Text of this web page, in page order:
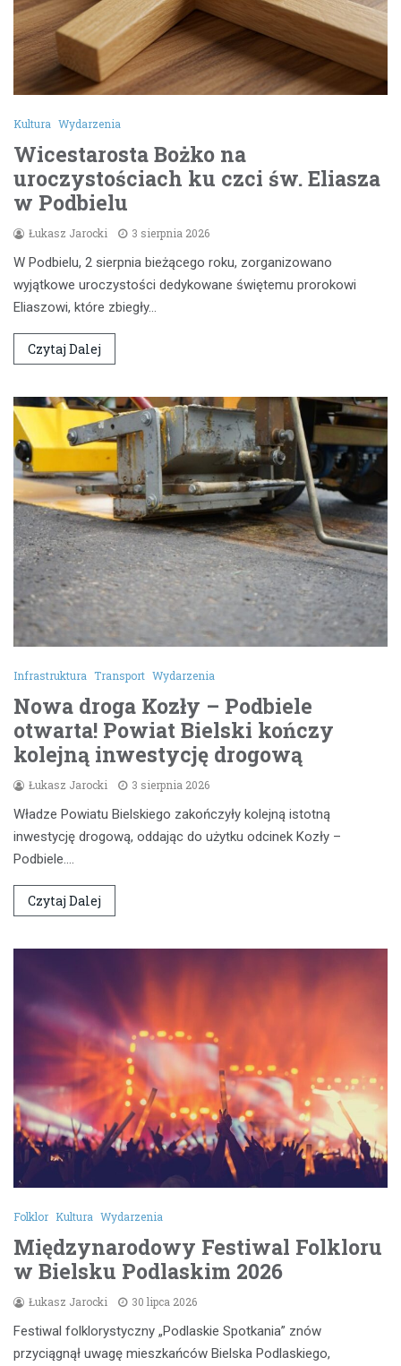
Kultura Wydarzenia
Wicestarosta Bożko na
uroczystościach ku czci św. Eliasza
w Podbielu
Łukasz Jarocki 3 sierpnia 2026
W Podbielu, 2 sierpnia bieżącego roku, zorganizowano
wyjątkowe uroczystości dedykowane świętemu prorokowi
Eliaszowi, które zbiegły…
Czytaj Dalej
Infrastruktura Transport Wydarzenia
Nowa droga Kozły – Podbiele
otwarta! Powiat Bielski kończy
kolejną inwestycję drogową
Łukasz Jarocki 3 sierpnia 2026
Władze Powiatu Bielskiego zakończyły kolejną istotną
inwestycję drogową, oddając do użytku odcinek Kozły –
Podbiele.…
Czytaj Dalej
Folklor Kultura Wydarzenia
Międzynarodowy Festiwal Folkloru
w Bielsku Podlaskim 2026
Łukasz Jarocki 30 lipca 2026
Festiwal folklorystyczny „Podlaskie Spotkania” znów
przyciągnął uwagę mieszkańców Bielska Podlaskiego,